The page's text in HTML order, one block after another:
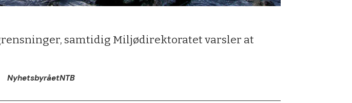
samtidig Miljødirektoratet varsler at
NyhetsbyråetNTB